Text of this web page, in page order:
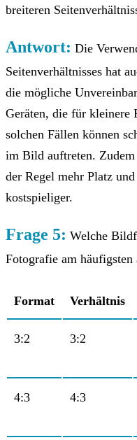
breiteren
Antwort: Die
Seitenverhältnisses hat
die mögliche
Geräten, die für kleinere
solchen Fällen können
im Bild auftreten.
der Regel mehr Platz
kostspieliger.
Frage 5: Welche
Fotografie am häufigsten
Format Verhältnis
3:2 3:2
4:3 4:3